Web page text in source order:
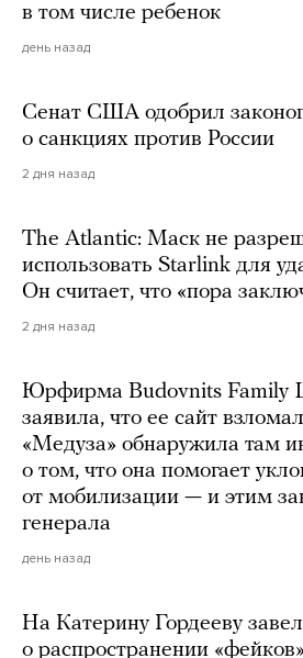
в том числе ребенок
день назад
Сенат США одобрил
о санкциях против России
2 дня назад
The Atlantic: Маск не
использовать Starlink для
Он считает, что «пора
2 дня назад
Юрфирма Budovnits Family
заявила, что ее сайт
«Медуза» обнаружила там
о том, что она помогает
от мобилизации — и этим
генерала
день назад
На Катерину Гордееву
о распространении